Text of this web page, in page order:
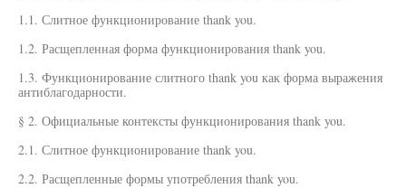
1.1. Слитное функционирование thank you.
1.2. Расщепленная форма функционирования thank you.
1.3. Функционирование слитного thank you как форма выражения
антиблагодарности.
§ 2. Официальные контексты функционирования thank you.
2.1. Слитное функционирование thank you.
2.2. Расщепленные формы употребления thank you.